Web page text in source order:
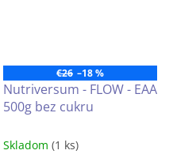
€26 –18 %
Nutriversum - FLOW - EAA
500g bez cukru
Skladom (1 ks)